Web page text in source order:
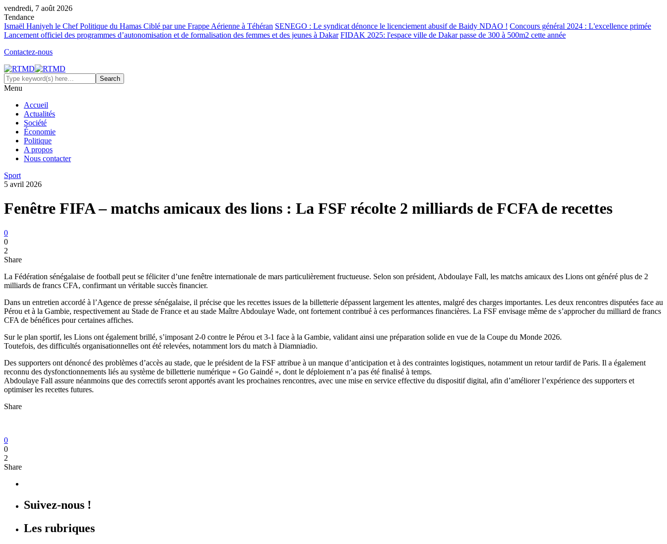
vendredi, 7 août 2026
Tendance
Ismaël Haniyeh le Chef Politique du Hamas Ciblé par une Frappe Aérienne à Téhéran SENEGO : Le syndicat dénonce le licenciement abusif de Baidy NDAO ! Concours général 2024 : L'excellence primée
Lancement officiel des programmes d’autonomisation et de formalisation des femmes et des jeunes à Dakar FIDAK 2025: l'espace ville de Dakar passe de 300 à 500m2 cette année
Contactez-nous
Menu
Accueil
Actualités
Société
Économie
Politique
A propos
Nous contacter
Sport
5 avril 2026
Fenêtre FIFA – matchs amicaux des lions : La FSF récolte 2 milliards de FCFA de recettes
0
0
2
Share
La Fédération sénégalaise de football peut se féliciter d’une fenêtre internationale de mars particulièrement fructueuse. Selon son président, Abdoulaye Fall, les matchs amicaux des Lions ont généré plus de 2
milliards de francs CFA, confirmant un véritable succès financier.
Dans un entretien accordé à l’Agence de presse sénégalaise, il précise que les recettes issues de la billetterie dépassent largement les attentes, malgré des charges importantes. Les deux rencontres disputées face au
Pérou et à la Gambie, respectivement au Stade de France et au stade Maître Abdoulaye Wade, ont fortement contribué à ces performances financières. La FSF envisage même de s’approcher du milliard de francs
CFA de bénéfices pour certaines affiches.
Sur le plan sportif, les Lions ont également brillé, s’imposant 2-0 contre le Pérou et 3-1 face à la Gambie, validant ainsi une préparation solide en vue de la Coupe du Monde 2026.
Toutefois, des difficultés organisationnelles ont été relevées, notamment lors du match à Diamniadio.
Des supporters ont dénoncé des problèmes d’accès au stade, que le président de la FSF attribue à un manque d’anticipation et à des contraintes logistiques, notamment un retour tardif de Paris. Il a également
reconnu des dysfonctionnements liés au système de billetterie numérique « Go Gaindé », dont le déploiement n’a pas été finalisé à temps.
Abdoulaye Fall assure néanmoins que des correctifs seront apportés avant les prochaines rencontres, avec une mise en service effective du dispositif digital, afin d’améliorer l’expérience des supporters et
optimiser les recettes futures.
Share
0
0
2
Share
Suivez-nous !
Les rubriques